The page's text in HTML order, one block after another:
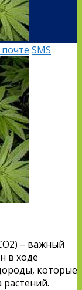
SMS
– важный
в ходе
которые